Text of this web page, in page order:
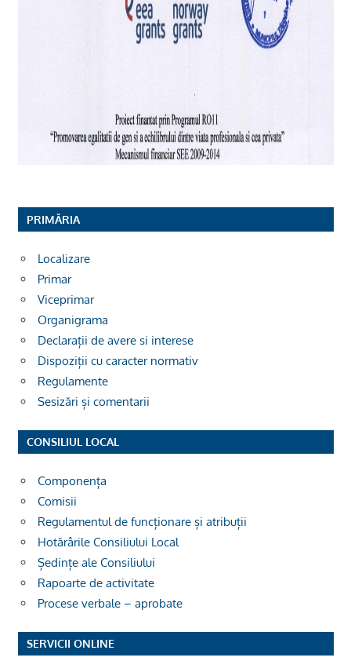
PRIMĂRIA
Localizare
Primar
Viceprimar
Organigrama
Declarații de avere si interese
Dispoziții cu caracter normativ
Regulamente
Sesizări și comentarii
CONSILIUL LOCAL
Componența
Comisii
Regulamentul de funcționare și atribuții
Hotărârile Consiliului Local
Ședințe ale Consiliului
Rapoarte de activitate
Procese verbale – aprobate
SERVICII ONLINE